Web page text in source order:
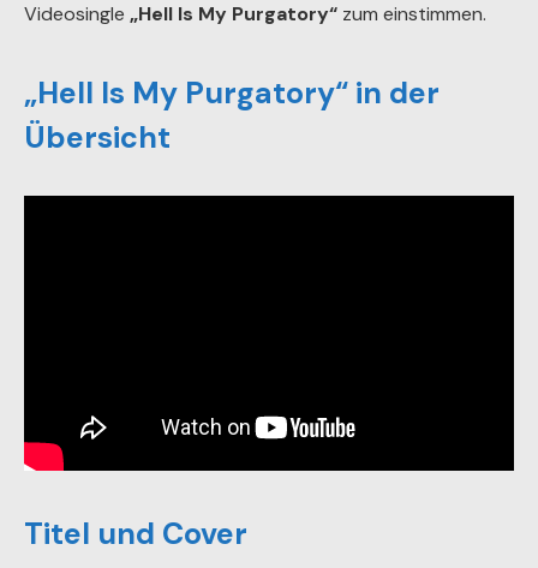
Videosingle „Hell Is My Purgatory“ zum einstimmen.
„Hell Is My Purgatory“ in der
Übersicht
Titel und Cover